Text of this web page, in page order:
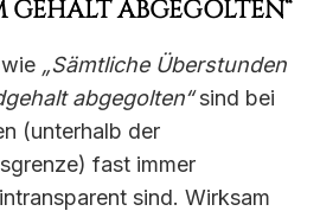
GEHALT ABGEGOLTEN“
„Sämtliche Überstunden
abgegolten“sind bei
(unterhalb der
fast immer
sind. Wirksam